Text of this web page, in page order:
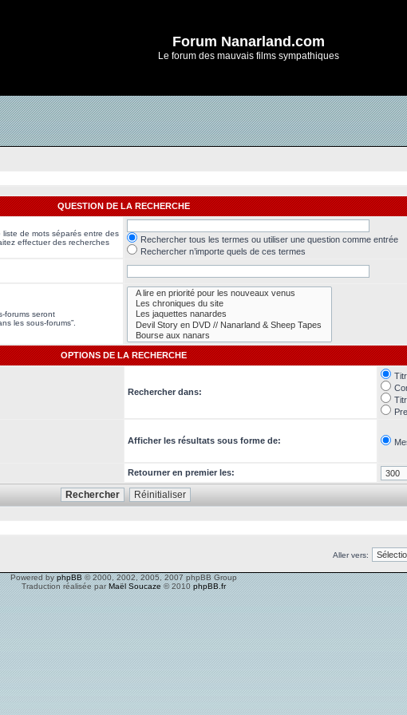
Forum Nanarland.com
Le forum des mauvais films sympathiques
QUESTION DE LA RECHERCHE
de mots séparés entre des
effectuer des recherches
Rechercher tous les termes ou utiliser une question comme entrée
Rechercher n’importe quels de ces termes
forums seront
les sous-forums”.
OPTIONS DE LA RECHERCHE
Rechercher dans:
Afficher les résultats sous forme de:
Retourner en premier les:
Aller vers:
Powered by phpBB © 2000, 2002, 2005, 2007 phpBB Group
Traduction réalisée parMaël Soucaze © 2010 phpBB.fr